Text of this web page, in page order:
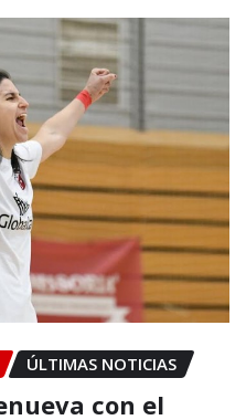
ÚLTIMAS NOTICIAS
con el